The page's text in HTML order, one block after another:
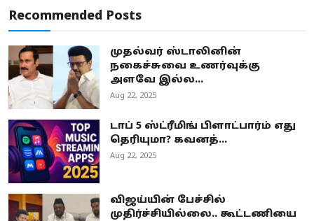
Recommended Posts
முதல்வர் ஸ்டாலினின்
நகைச்சுவை உணர்வுக்கு
அளவே இல்ல...
Aug 22, 2025
டாப் 5 ஸ்ட்ரீமிங் பிளாட்பார்ம் எது
தெரியுமா? கவனத்...
Aug 22, 2025
விஜய்யின் பேச்சில்
முதிர்ச்சியில்லை.. கூட்டணியை